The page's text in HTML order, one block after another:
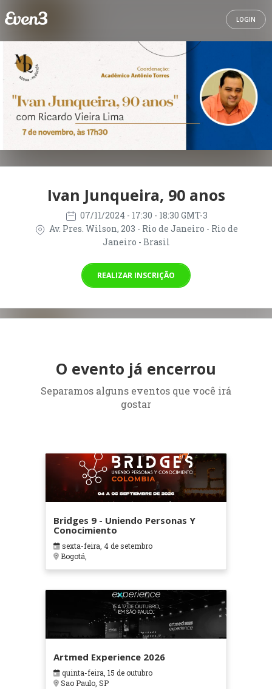
LOGIN
Ivan Junqueira, 90 anos
07/11/2024 - 17:30 - 18:30 GMT-3
Av. Pres. Wilson, 203 - Rio de Janeiro - Rio de
Janeiro - Brasil
REALIZAR INSCRIÇÃO
O evento já encerrou
Separamos alguns eventos que você irá
gostar
Bridges 9 - Uniendo Personas Y
Conocimiento
sexta-feira, 4 de setembro
Bogotá,
Artmed Experience 2026
quinta-feira, 15 de outubro
Sao Paulo, SP